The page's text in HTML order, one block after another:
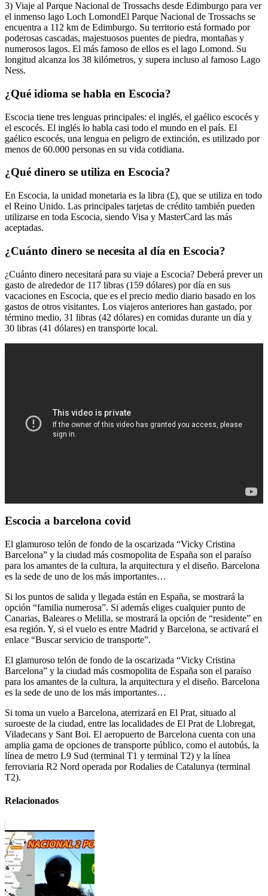
3) Viaje al Parque Nacional de Trossachs desde Edimburgo para ver
el inmenso lago Loch LomondEl Parque Nacional de Trossachs se
encuentra a 112 km de Edimburgo. Su territorio está formado por
poderosas cascadas, majestuosos puentes de piedra, montañas y
numerosos lagos. El más famoso de ellos es el lago Lomond. Su
longitud alcanza los 38 kilómetros, y supera incluso al famoso Lago
Ness.
¿Qué idioma se habla en Escocia?
Escocia tiene tres lenguas principales: el inglés, el gaélico escocés y
el escocés. El inglés lo habla casi todo el mundo en el país. El
gaélico escocés, una lengua en peligro de extinción, es utilizado por
menos de 60.000 personas en su vida cotidiana.
¿Qué dinero se utiliza en Escocia?
En Escocia, la unidad monetaria es la libra (£), que se utiliza en todo
el Reino Unido. Las principales tarjetas de crédito también pueden
utilizarse en toda Escocia, siendo Visa y MasterCard las más
aceptadas.
¿Cuánto dinero se necesita al día en Escocia?
¿Cuánto dinero necesitará para su viaje a Escocia? Deberá prever un
gasto de alrededor de 117 libras (159 dólares) por día en sus
vacaciones en Escocia, que es el precio medio diario basado en los
gastos de otros visitantes. Los viajeros anteriores han gastado, por
término medio, 31 libras (42 dólares) en comidas durante un día y
30 libras (41 dólares) en transporte local.
Escocia a barcelona covid
El glamuroso telón de fondo de la oscarizada “Vicky Cristina
Barcelona” y la ciudad más cosmopolita de España son el paraíso
para los amantes de la cultura, la arquitectura y el diseño. Barcelona
es la sede de uno de los más importantes…
Si los puntos de salida y llegada están en España, se mostrará la
opción “familia numerosa”. Si además eliges cualquier punto de
Canarias, Baleares o Melilla, se mostrará la opción de “residente” en
esa región. Y, si el vuelo es entre Madrid y Barcelona, se activará el
enlace “Buscar servicio de transporte”.
El glamuroso telón de fondo de la oscarizada “Vicky Cristina
Barcelona” y la ciudad más cosmopolita de España son el paraíso
para los amantes de la cultura, la arquitectura y el diseño. Barcelona
es la sede de uno de los más importantes…
Si toma un vuelo a Barcelona, aterrizará en El Prat, situado al
suroeste de la ciudad, entre las localidades de El Prat de Llobregat,
Viladecans y Sant Boi. El aeropuerto de Barcelona cuenta con una
amplia gama de opciones de transporte público, como el autobús, la
línea de metro L9 Sud (terminal T1 y terminal T2) y la línea
ferroviaria R2 Nord operada por Rodalies de Catalunya (terminal
T2).
Relacionados